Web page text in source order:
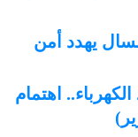
يهدد أمن
اهتمام